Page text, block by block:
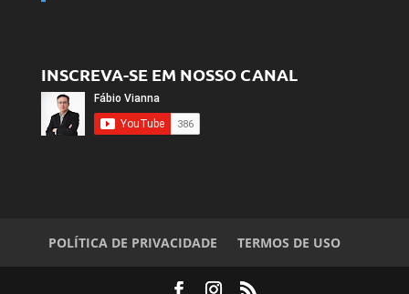
INSCREVA-SE EM NOSSO CANAL
POLÍTICA DE PRIVACIDADE TERMOS DE USO